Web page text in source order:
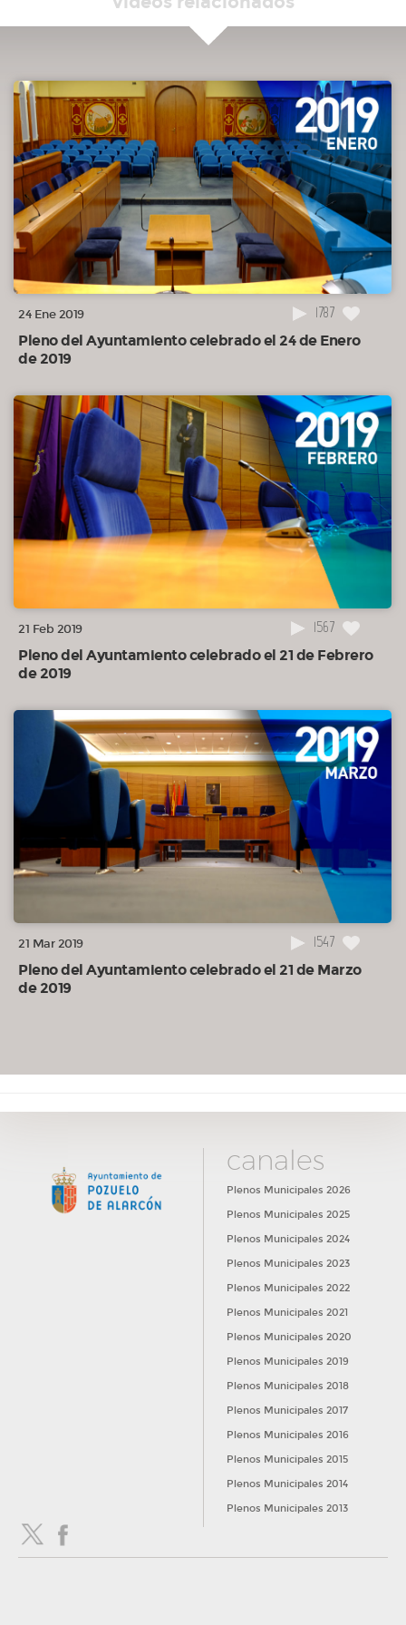
24 Ene 2019 1787
Pleno del Ayuntamiento celebrado el 24 de Enero
de 2019
21 Feb 2019 1567
Pleno del Ayuntamiento celebrado el 21 de Febrero
de 2019
21 Mar 2019 1547
Pleno del Ayuntamiento celebrado el 21 de Marzo
de 2019
canales
Plenos Municipales 2026
Plenos Municipales 2025
Plenos Municipales 2024
Plenos Municipales 2023
Plenos Municipales 2022
Plenos Municipales 2021
Plenos Municipales 2020
Plenos Municipales 2019
Plenos Municipales 2018
Plenos Municipales 2017
Plenos Municipales 2016
Plenos Municipales 2015
Plenos Municipales 2014
Plenos Municipales 2013